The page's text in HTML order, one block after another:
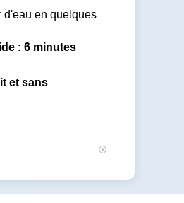
d'eau en quelques
: 6 minutes
et sans